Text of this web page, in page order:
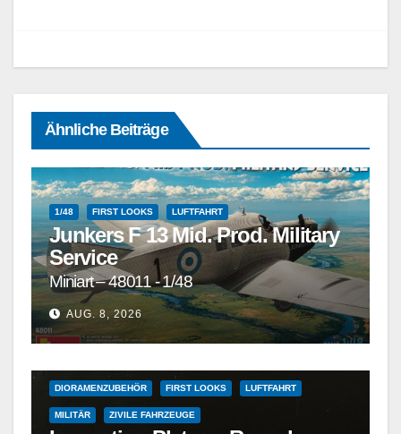
Ähnliche Beiträge
1/48 FIRST LOOKS LUFTFAHRT
Junkers F 13 Mid. Prod. Military
Service
Miniart – 48011 - 1/48
AUG. 8, 2026
1/72 1/72 UND GRÖSSER 1/72 UND KLEINER
DETAILSÄTZE, MASKEN, DECALS UND ZUBEHÖR
DIORAMENZUBEHÖR FIRST LOOKS LUFTFAHRT
MILITÄR ZIVILE FAHRZEUGE